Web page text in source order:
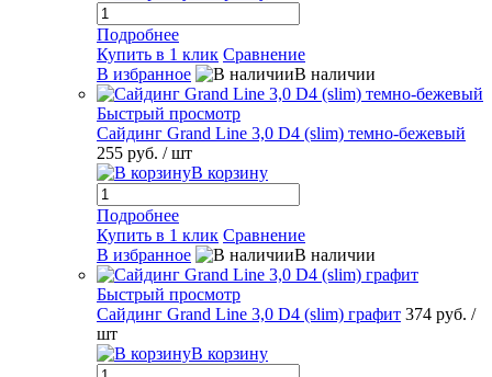
Подробнее
Купить в 1 клик Сравнение
В избранное
В наличии
Быстрый просмотр
Сайдинг Grand Line 3,0 D4 (slim) темно-бежевый
255 руб. / шт
В корзину
Подробнее
Купить в 1 клик Сравнение
В избранное
В наличии
Быстрый просмотр
Сайдинг Grand Line 3,0 D4 (slim) графит 374 руб. /
шт
В корзину